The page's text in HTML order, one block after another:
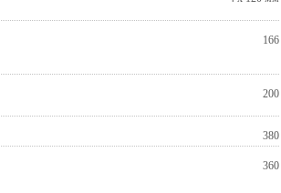
166
200
380
360